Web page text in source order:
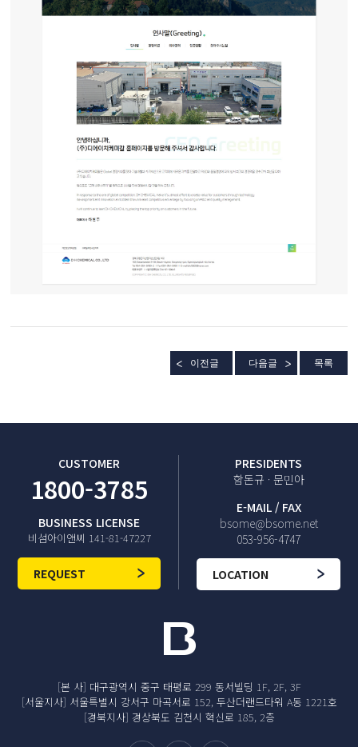
이전글 다음글 목록
CUSTOMER
1800-3785
BUSINESS LICENSE
비섬아이앤씨 141-81-47227
REQUEST
PRESIDENTS
함돈규 · 문민아
E-MAIL / FAX
bsome@bsome.net
053-956-4747
LOCATION
[본 사] 대구광역시 중구 태평로 299 동서빌딩 1F, 2F, 3F
[서울지사] 서울특별시 강서구 마곡서로 152, 두산더랜드타워 A동 1221호
[경북지사] 경상북도 김천시 혁신로 185, 2층